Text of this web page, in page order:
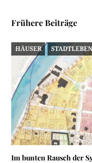
Frühere Beiträge
HÄUSER
Im bunten Rausch der